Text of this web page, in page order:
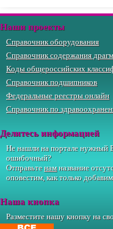
Наши проекты
Справочник оборудования
Справочник содержания
Коды общероссийских
Справочник подшипников
Федеральные реестры онлайн
Справочник по
Делитесь информацией
Не нашли на портале нужный
ошибочный?
Отправьтенамназвание
оповестим, как только
Наша кнопка
Разместите нашу кнопку на